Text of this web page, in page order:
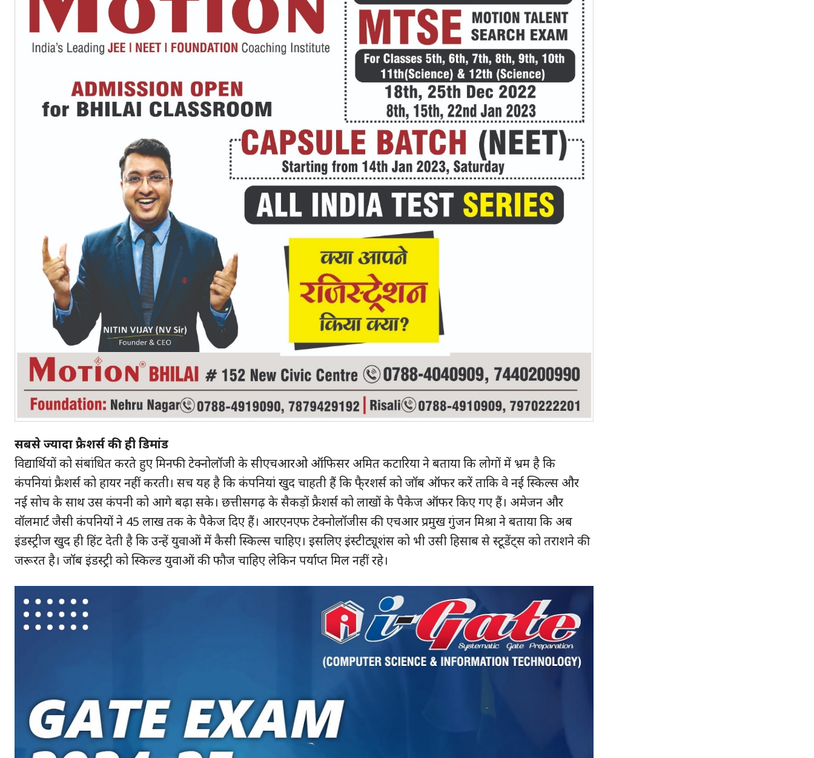
SUBSCRIBE NOW
सबसे ज्यादा फ्रैशर्स की ही डिमांड
विद्यार्थियों को संबांधित करते हुए मिनफी टेक्नोलॉजी के सीएचआरओ ऑफिसर अमित कटारिया ने बताया कि लोगों में भ्रम है कि
कंपनियां फ्रैशर्स को हायर नहीं करती। सच यह है कि कंपनियां खुद चाहती हैं कि फै्रशर्स को जॉब ऑफर करें ताकि वे नई स्किल्स और
नई सोच के साथ उस कंपनी को आगे बढ़ा सके। छत्तीसगढ़ के सैकड़ों फ्रैशर्स को लाखों के पैकेज ऑफर किए गए हैं। अमेजन और
वॉलमार्ट जैसी कंपनियों ने 45 लाख तक के पैकेज दिए हैं। आरएनएफ टेक्नोलॉजीस की एचआर प्रमुख गुंजन मिश्रा ने बताया कि अब
इंडस्ट्रीज खुद ही हिंट देती है कि उन्हें युवाओं में कैसी स्किल्स चाहिए। इसलिए इंस्टीट्यूशंस को भी उसी हिसाब से स्टूडेंट्स को तराशने की
जरूरत है। जॉब इंडस्ट्री को स्किल्ड युवाओं की फौज चाहिए लेकिन पर्याप्त मिल नहीं रहे।